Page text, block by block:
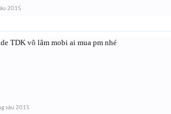
2015
TDK võ lâm mobi ai mua pm nhé
sáu 2015